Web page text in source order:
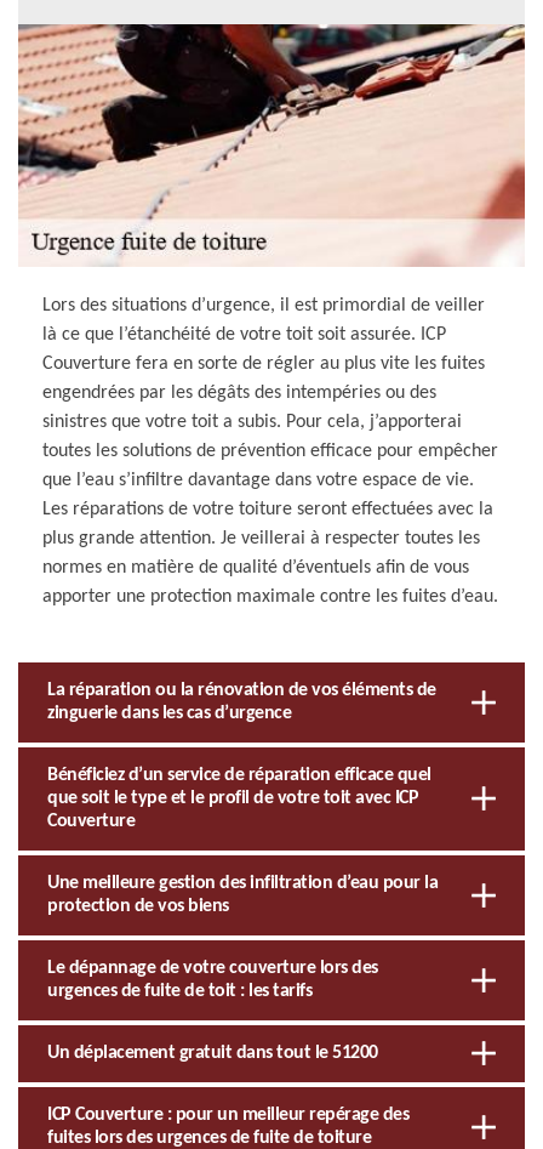
Lors des situations d’urgence, il est primordial de veiller
là ce que l’étanchéité de votre toit soit assurée. ICP
Couverture fera en sorte de régler au plus vite les fuites
engendrées par les dégâts des intempéries ou des
sinistres que votre toit a subis. Pour cela, j’apporterai
toutes les solutions de prévention efficace pour empêcher
que l’eau s’infiltre davantage dans votre espace de vie.
Les réparations de votre toiture seront effectuées avec la
plus grande attention. Je veillerai à respecter toutes les
normes en matière de qualité d’éventuels afin de vous
apporter une protection maximale contre les fuites d’eau.
La réparation ou la rénovation de vos éléments de
zinguerie dans les cas d’urgence
Bénéficiez d’un service de réparation efficace quel
que soit le type et le profil de votre toit avec ICP
Couverture
Une meilleure gestion des infiltration d’eau pour la
protection de vos biens
Le dépannage de votre couverture lors des
urgences de fuite de toit : les tarifs
Un déplacement gratuit dans tout le 51200
ICP Couverture : pour un meilleur repérage des
fuites lors des urgences de fuite de toiture